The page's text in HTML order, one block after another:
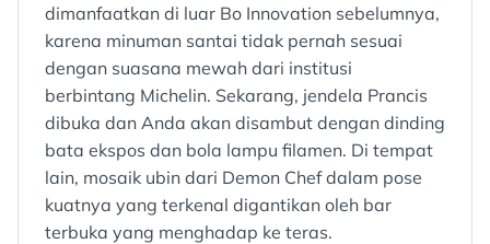
dimanfaatkan di luar Bo Innovation sebelumnya,
karena minuman santai tidak pernah sesuai
dengan suasana mewah dari institusi
berbintang Michelin. Sekarang, jendela Prancis
dibuka dan Anda akan disambut dengan dinding
bata ekspos dan bola lampu filamen. Di tempat
lain, mosaik ubin dari Demon Chef dalam pose
kuatnya yang terkenal digantikan oleh bar
terbuka yang menghadap ke teras.